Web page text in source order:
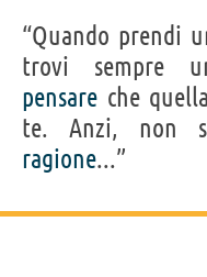
“Quando prendi
trovi sempre
pensare che
te. Anzi, non
ragione...”